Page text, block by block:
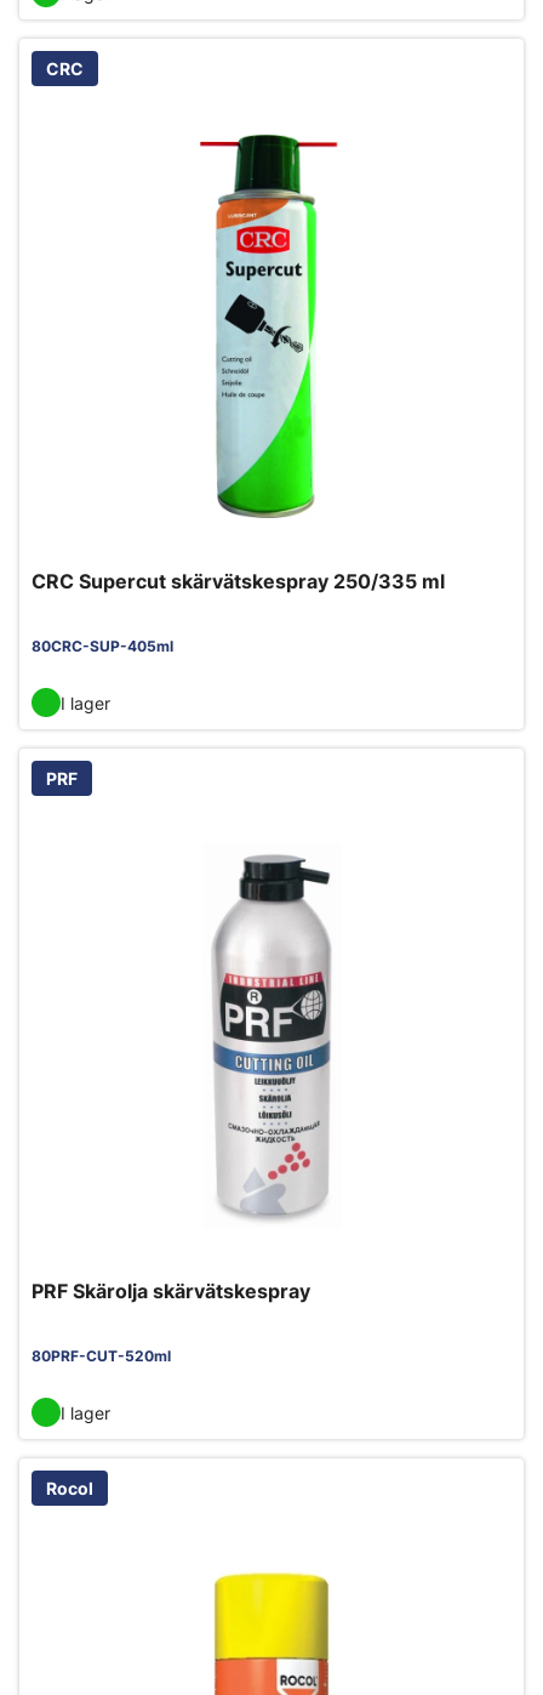
CRC
CRC Supercut skärvätskespray 250/335 ml
80CRC-SUP-405ml
I lager
PRF
PRF Skärolja skärvätskespray
80PRF-CUT-520ml
I lager
Rocol